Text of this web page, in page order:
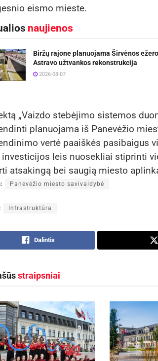
eismo mieste.
naujienos
Biržų rajone planuojama Širvėnos ežero
Astravo užtvankos rekonstrukcija
2026-08-07
„Vaizdo stebėjimo sistemos
planuojama iš Panevėžio
vertė paaiškės pasibaigus
investicijos leis nuosekliai stiprinti
atsakingą bei saugią miesto
Panevėžio miesto savivaldybė
Infrastruktūra
Dalintis
straipsniai